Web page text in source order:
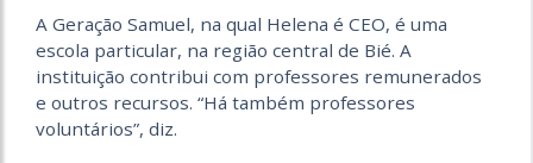
A Geração Samuel, na qual Helena é CEO, é uma
escola particular, na região central de Bié. A
instituição contribui com professores remunerados
e outros recursos. “Há também professores
voluntários”, diz.